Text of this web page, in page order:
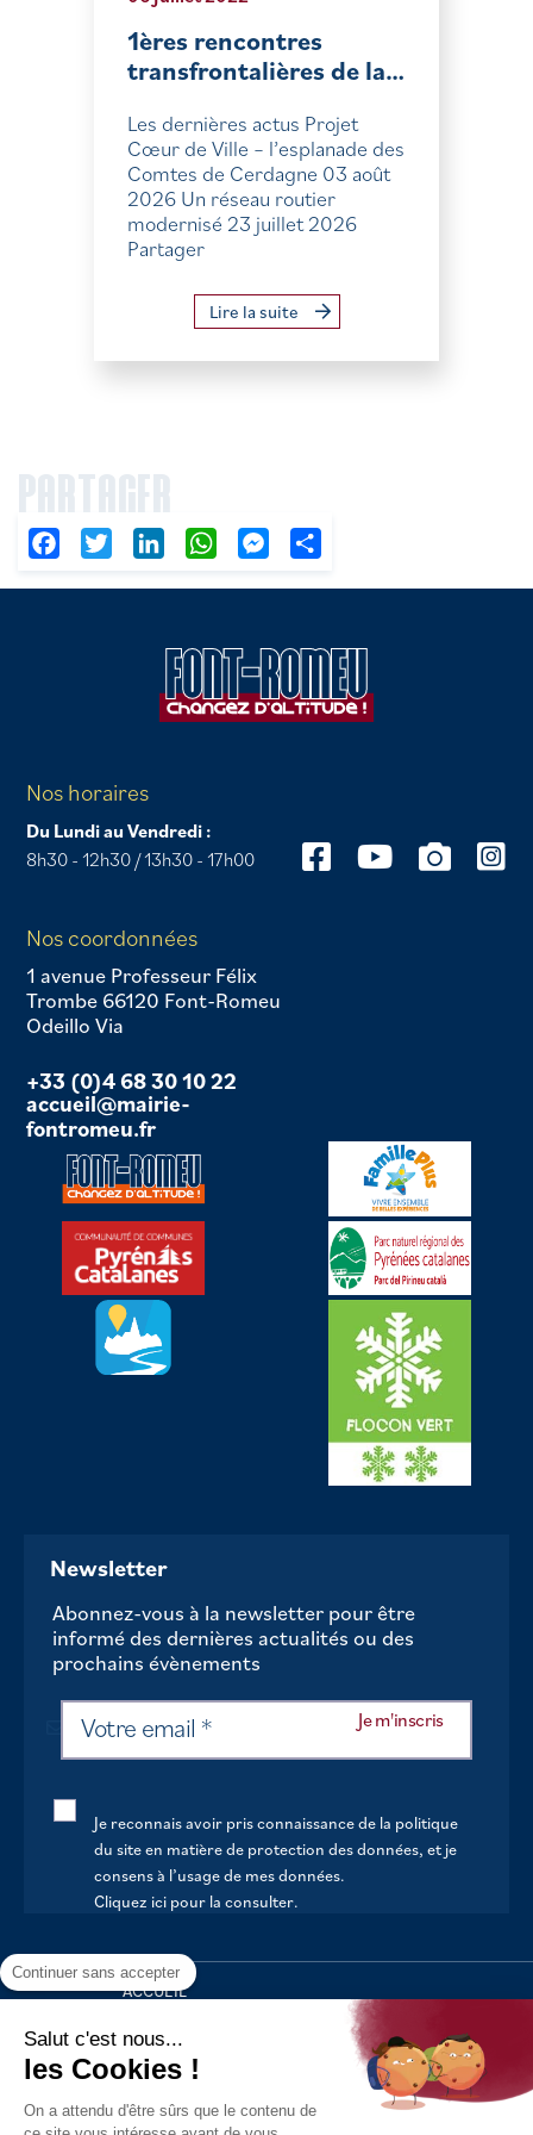
1ères rencontres
transfrontalières de la…
Les dernières actus Projet
Cœur de Ville – l’esplanade des
Comtes de Cerdagne 03 août
2026 Un réseau routier
modernisé 23 juillet 2026
Partager
Lire la suite
PARTAGER
FacebookTwitter LinkedIn WhatsAppMessenger
Nos horaires
Du Lundi au Vendredi :
8h30 - 12h30 / 13h30 - 17h00
Nos coordonnées
1 avenue Professeur Félix
Trombe 66120 Font-Romeu
Odeillo Via
+33 (0)4 68 30 10 22
accueil@mairie-
fontromeu.fr
Newsletter
Abonnez-vous à la newsletter pour être
informé des dernières actualités ou des
prochains évènements
Je reconnais avoir pris connaissance de la politique
du site en matière de protection des données, et je
consens à l’usage de mes données.
Cliquez ici pour la consulter.
ACCUEIL
VOTRE MAIRIE
VOTRE QUOTIDIEN
AU FIL DE LA VIE
Continuer sans accepter
Salut c'est nous...
les Cookies !
On a attendu d'être sûrs que le contenu de